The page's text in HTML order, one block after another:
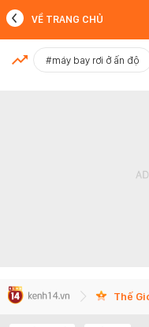
MỚI NHẤT
VỀ TRANG CHỦ
#máy bay rơi ở ấn độ
Thế